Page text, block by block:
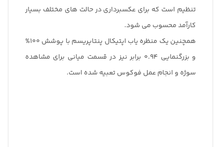
تنظیم است که برای عکسبرداری در حالت های مختلف بسیار
کارآمد محسوب می شود.
همچنین یک منظره یاب اپتیکال پنتاپریسم با پوشش 100%
و بزرگنمایی 0.94 برابر نیز در قسمت میانی برای مشاهده
سوژه و انجام عمل فوکوس تعبیه شده است.